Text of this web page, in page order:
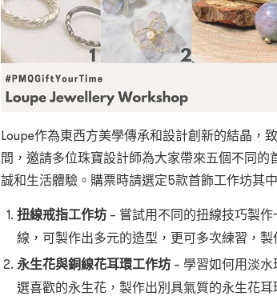
Loupe作為東西方美學傳承和設計創新的結晶，
間，邀請多位珠寶設計師為大家帶來五個不同
誠和生活體驗。購票時請選定5款首飾工作坊其
扭線戒指工作坊 – 嘗試用不同的扭線技巧製
線，可製作出多元的造型，更可多次練習，製
永生花與銅線花耳環工作坊 – 學習如何用淡
選喜歡的永生花，製作出別具氣質的永生花耳